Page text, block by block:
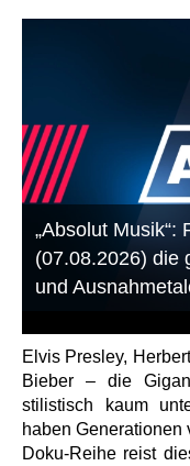
„Absolut Musik“:
(07.08.2026) die
und
Elvis Presley,
Bieber – die
stilistisch kaum
haben Generationen
Doku-Reihe reist